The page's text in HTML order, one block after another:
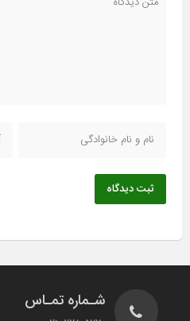
ثبت دیدگاه
شـماره تمـاس